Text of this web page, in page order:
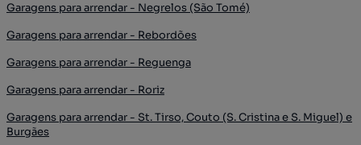
Garagens para arrendar - Negrelos (São Tomé)
Garagens para arrendar - Rebordões
Garagens para arrendar - Reguenga
Garagens para arrendar - Roriz
Garagens para arrendar - St. Tirso, Couto (S. Cristina e S. Miguel) e
Burgães